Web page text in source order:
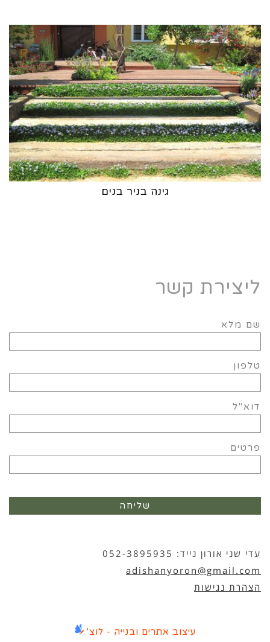
גינה בניר בנים
ליצירת קשר
שם מלא
טלפון
דוא"ל
פרטים
שליחה
עדי שני אורון נייד: 052-3895935
adishanyoron@gmail.com
הצהרת נגישות
עיצוב אתרים ובנייה - לוצ'